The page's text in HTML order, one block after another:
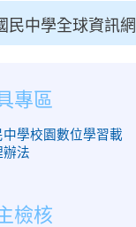
民中學全球資訊網
專區
學校園數位學習載
法
檢核